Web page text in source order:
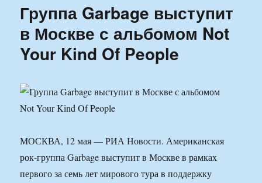
Группа Garbage выступит
в Москве с альбомом Not
Your Kind Of People
МОСКВА, 12 мая — РИА Новости. Американская
рок-группа Garbage выступит в Москве в рамках
первого за семь лет мирового тура в поддержку